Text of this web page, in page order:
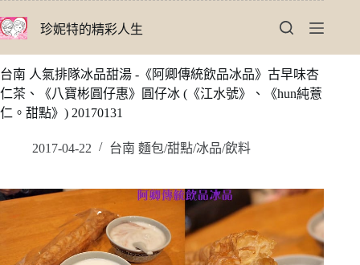
至
要
內
容
珍妮特的精彩人生
台南 人氣排隊冰品甜湯 -《阿卿傳統飲品冰品》古早味杏
仁茶、《八寶彬圓仔惠》圓仔冰 (《江水號》、《hun純薏
仁。甜點》) 20170131
2017-04-22 台南 麵包/甜點/冰品/飲料